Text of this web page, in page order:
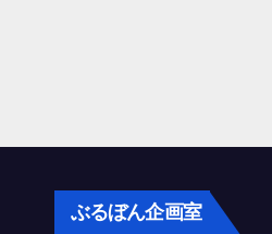
ぶるぼん企画室